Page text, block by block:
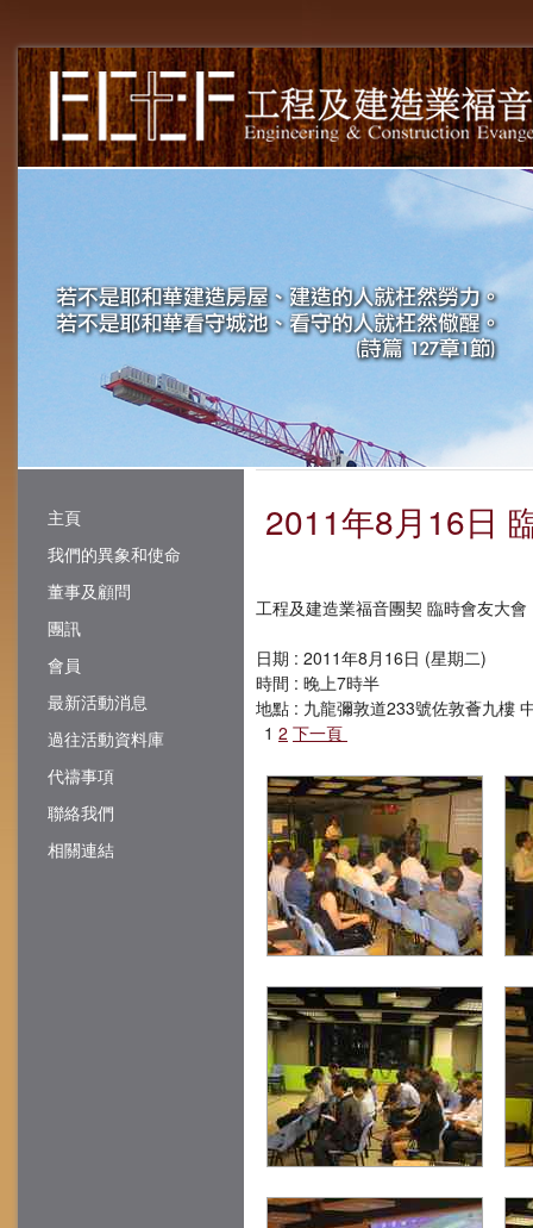
主頁
我們的異象和使命
董事及顧問
團訊
會員
最新活動消息
過往活動資料庫
代禱事項
聯絡我們
相關連結
2011年8月16日
工程及建造業福音團契 臨時會友大會
日期 : 2011年8月16日 (星期二)
時間 : 晚上7時半
地點 : 九龍彌敦道233號佐敦薈九樓
1 2 下一頁